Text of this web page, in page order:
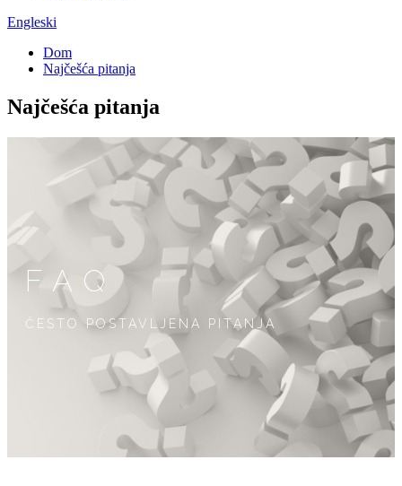
Engleski
Dom
Najčešća pitanja
Najčešća pitanja
FAQ
ČESTO POSTAVLJENA PITANJA